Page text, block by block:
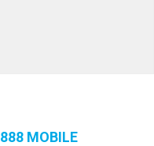
888 MOBILE